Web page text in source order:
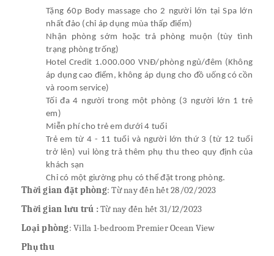
Tặng 60p Body massage cho 2 người lớn tại Spa lớn
nhất đảo (chỉ áp dụng mùa thấp điểm)
Nhận phòng sớm hoặc trả phòng muộn (tùy tình
trạng phòng trống)
Hotel Credit 1.000.000 VNĐ/phòng ngủ/đêm (Không
áp dụng cao điểm, không áp dụng cho đồ uống có cồn
và room service)
Tối đa 4 người trong một phòng (3 người lớn 1 trẻ
em)
Miễn phí cho trẻ em dưới 4 tuổi
Trẻ em từ 4 - 11 tuổi và người lớn thứ 3 (từ 12 tuổi
trở lên) vui lòng trả thêm phụ thu theo quy định của
khách sạn
Chỉ có một giường phụ có thể đặt trong phòng.
Thời gian đặt phòng: Từ nay đến hết 28/02/2023
Thời gian lưu trú :Từ nay đến hết 31/12/2023
Loại phòng: Villa 1-bedroom Premier Ocean View
Phụ thu